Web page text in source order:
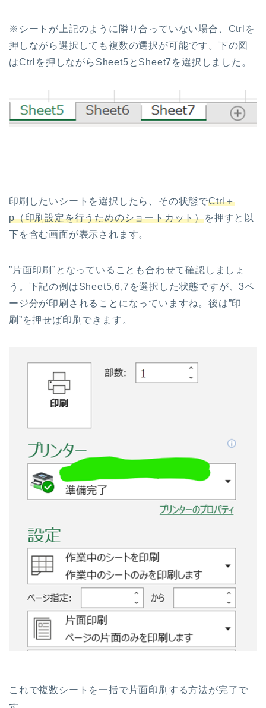
※シートが上記のように隣り合っていない場合、Ctrlを
押しながら選択しても複数の選択が可能です。下の図
はCtrlを押しながらSheet5とSheet7を選択しました。
印刷したいシートを選択したら、その状態でCtrl＋
p（印刷設定を行うためのショートカット）を押すと以
下を含む画面が表示されます。
”片面印刷”となっていることも合わせて確認しましょ
う。下記の例はSheet5,6,7を選択した状態ですが、3ペ
ージ分が印刷されることになっていますね。後は”印
刷”を押せば印刷できます。
これで複数シートを一括で片面印刷する方法が完了で